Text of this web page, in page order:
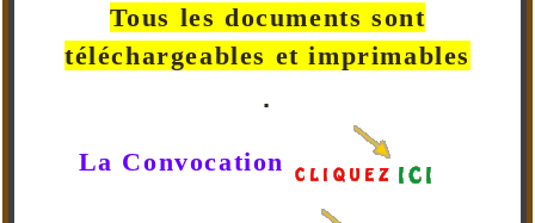
Tous les documents sont
téléchargeables et imprimables
.
La Convocation